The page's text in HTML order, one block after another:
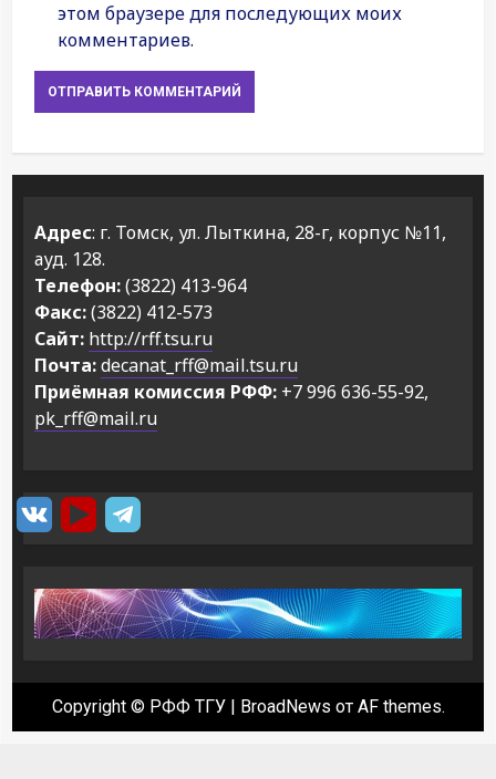
этом браузере для последующих моих
комментариев.
Адрес: г. Томск, ул. Лыткина, 28-г, корпус №11,
ауд. 128.
Телефон:(3822) 413-964
Факс:(3822) 412-573
Сайт: http://rff.tsu.ru
Почта:decanat_rff@mail.tsu.ru
Приёмная комиссия РФФ: +7 996 636-55-92,
pk_rff@mail.ru
Copyright © РФФ ТГУ BroadNews от AF themes.